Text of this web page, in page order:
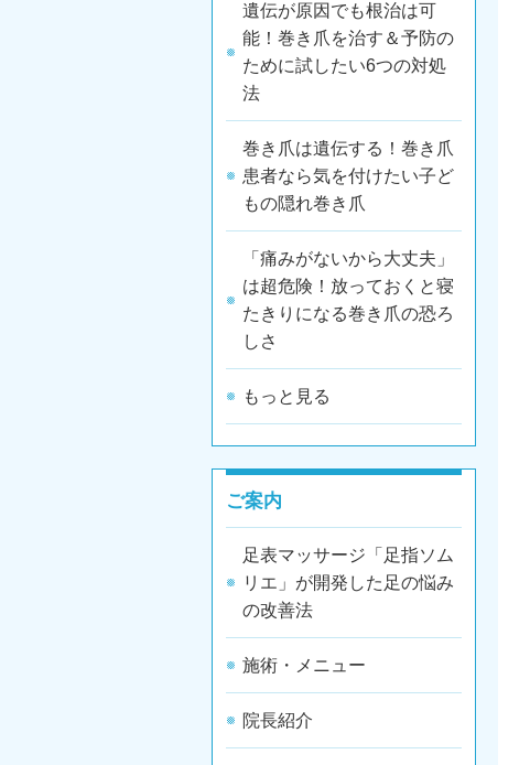
遺伝が原因でも根治は可
能！巻き爪を治す＆予防の
ために試したい6つの対処
法
巻き爪は遺伝する！巻き爪
患者なら気を付けたい子ど
もの隠れ巻き爪
「痛みがないから大丈夫」
は超危険！放っておくと寝
たきりになる巻き爪の恐ろ
しさ
もっと見る
ご案内
足表マッサージ「足指ソム
リエ」が開発した足の悩み
の改善法
施術・メニュー
院長紹介